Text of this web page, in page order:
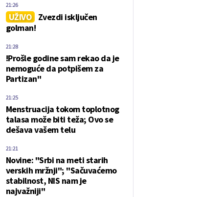
UŽIVO
Zvezdi isključen
golman!
21:26
!Prošle godine sam rekao da je
nemoguće da potpišem za
Partizan"
21:28
Menstruacija tokom toplotnog
talasa može biti teža; Ovo se
dešava vašem telu
21:25
Novine: "Srbi na meti starih
verskih mržnji"; "Sačuvaćemo
stabilnost, NIS nam je
najvažniji"
21:21